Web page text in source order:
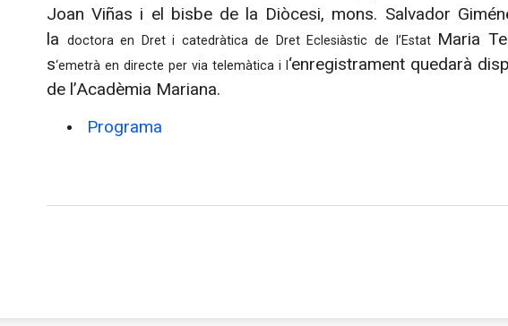
Joan Viñas i el bisbe de la Diòcesi, mons. Salvador
la doctora en Dret i catedràtica de Dret Eclesiàstic de l’Estat Maria
s‘emetrà en directe per via telemàtica i l ‘enregistrament quedarà
de l’Acadèmia Mariana.
Programa